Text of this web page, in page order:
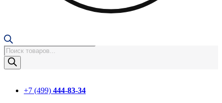
Поиск
товаров
+7 (499) 444-83-34